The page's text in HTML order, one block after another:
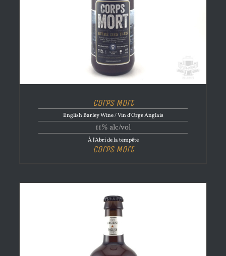
Corps Mort
English Barley Wine / Vin d'Orge Anglais
11% alc/vol
À l'Abri de la tempête
Corps Mort